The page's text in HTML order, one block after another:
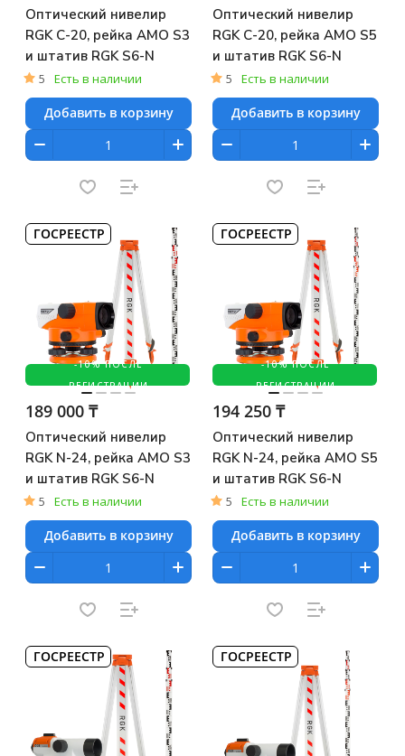
Оптический нивелир
RGK C-20, рейка AMO S3
и штатив RGK S6-N
5 Есть в наличии
Добавить в корзину
Оптический нивелир
RGK C-20, рейка AMO S5
и штатив RGK S6-N
5 Есть в наличии
Добавить в корзину
-10% ПОСЛЕ
РЕГИСТРАЦИИ
ГОСРЕЕСТР
189 000 ₸
Оптический нивелир
RGK N-24, рейка AMO S3
и штатив RGK S6-N
5 Есть в наличии
Добавить в корзину
-10% ПОСЛЕ
РЕГИСТРАЦИИ
ГОСРЕЕСТР
194 250 ₸
Оптический нивелир
RGK N-24, рейка AMO S5
и штатив RGK S6-N
5 Есть в наличии
Добавить в корзину
ГОСРЕЕСТР ГОСРЕЕСТР